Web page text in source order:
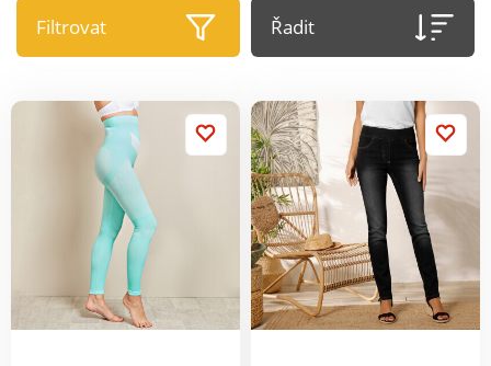
Filtrovat Řadit